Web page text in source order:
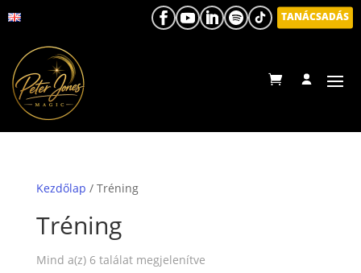
TANÁCSADÁS
Kezdőlap / Tréning
Tréning
Mind a(z) 6 találat megjelenítve